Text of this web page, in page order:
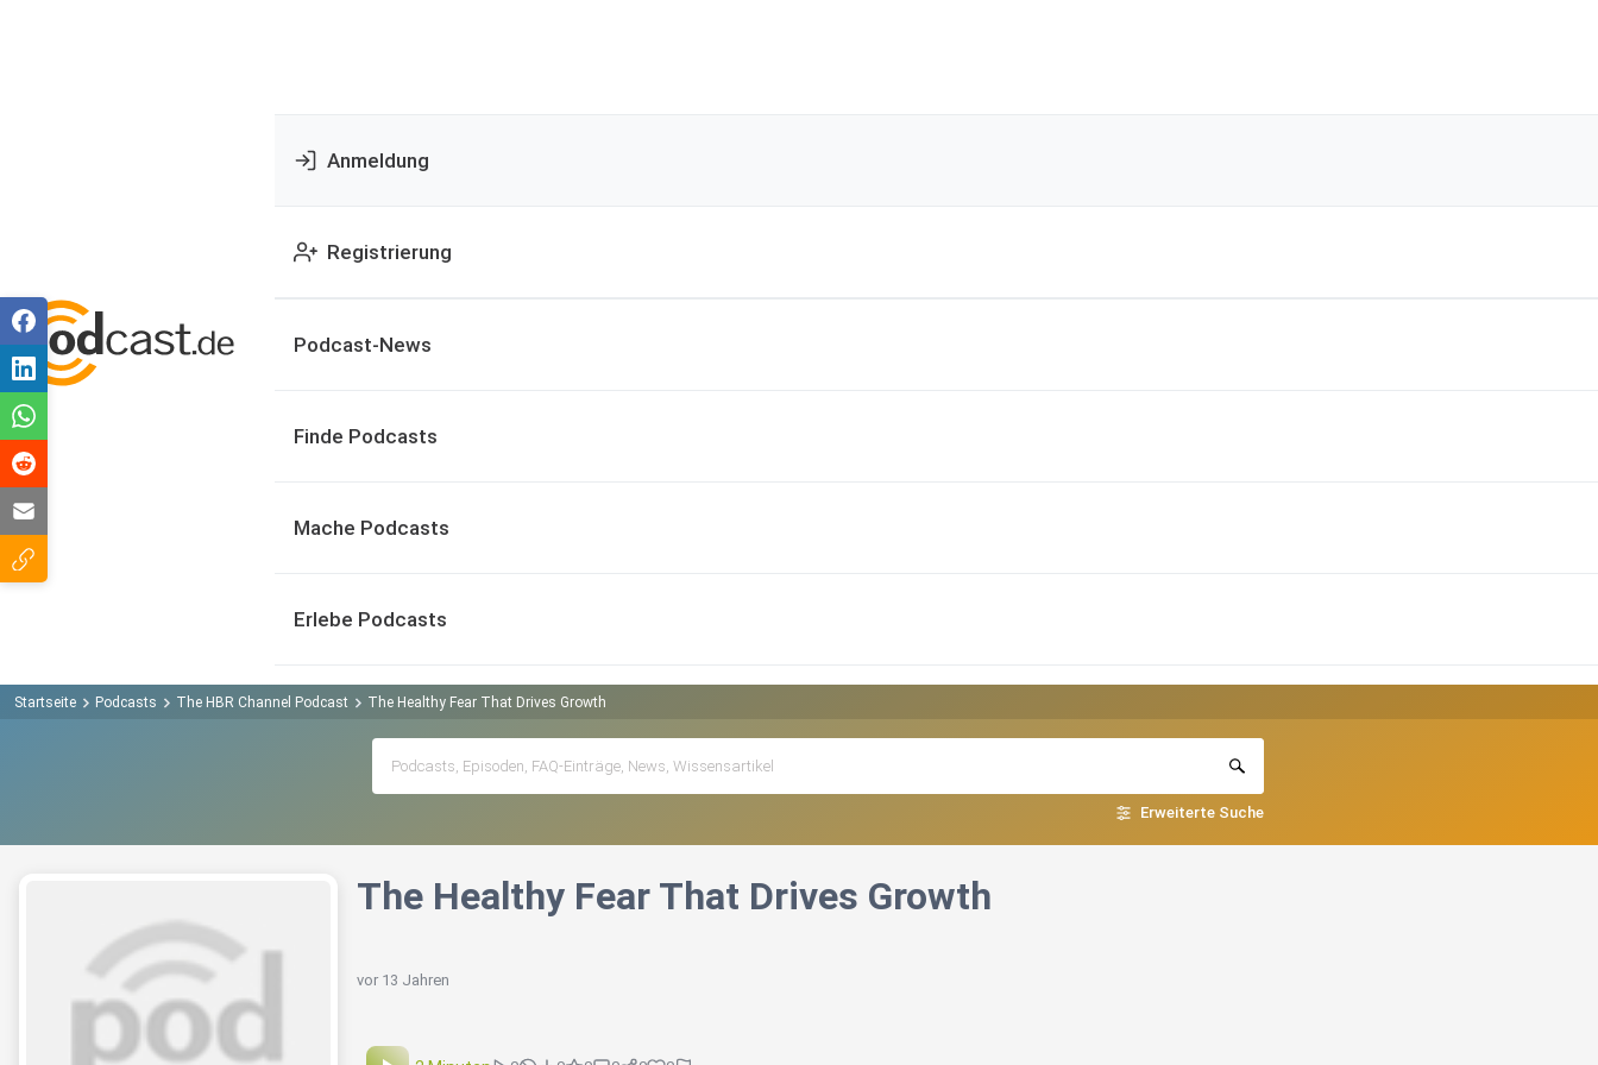
Anmeldung
Registrierung
Podcast-News
Finde Podcasts
Mache Podcasts
Erlebe Podcasts
Startseite Podcasts The HBR Channel Podcast The Healthy Fear That Drives Growth
Erweiterte Suche
The Healthy Fear That Drives Growth
vor 13 Jahren